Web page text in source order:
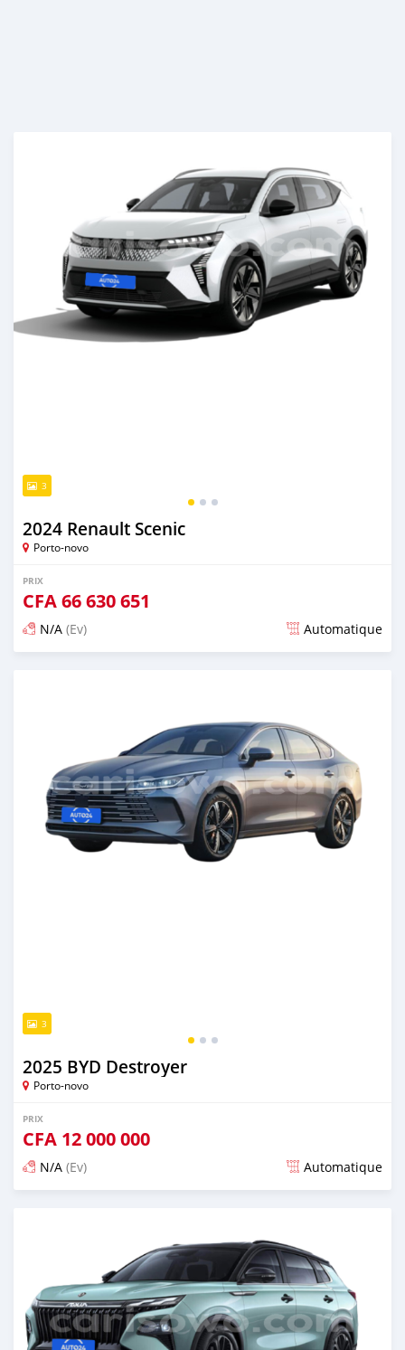
3
2024 Renault Scenic
Porto-novo
PRIX
CFA66 630 651
N/A (Ev) Automatique
3
2025 BYD Destroyer
Porto-novo
PRIX
CFA 12 000 000
N/A (Ev) Automatique